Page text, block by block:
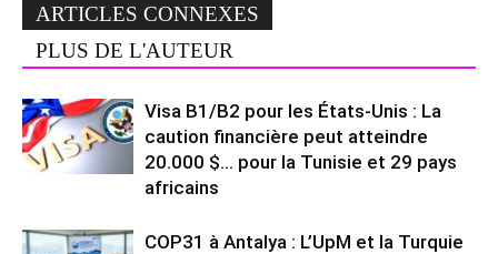
ARTICLES CONNEXES
PLUS DE L'AUTEUR
Visa B1/B2 pour les États-Unis : La
caution financière peut atteindre
20.000 $… pour la Tunisie et 29 pays
africains
COP31 à Antalya : L’UpM et la Turquie